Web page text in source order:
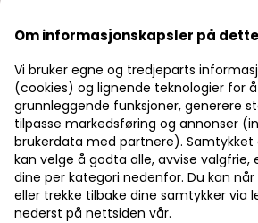
Om informasjonskapsler på
Vi bruker egne og tredjeparts
(cookies) og lignende teknologier for å
grunnleggende funksjoner, generere
tilpasse markedsføring og annonser
brukerdata med partnere). Samtykket
kan velge å godta alle, avvise valgfrie,
dine per kategori nedenfor. Du kan
eller trekke tilbake dine samtykker via
nederst på nettsiden vår.